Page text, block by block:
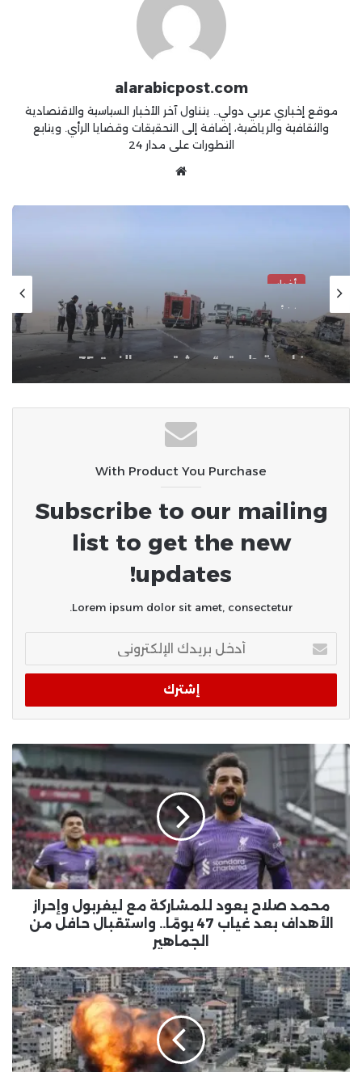
alarabicpost.com
موقع إخباري عربي دولي.. يتناول آخر الأخبار السياسية والاقتصادية
والثقافية والرياضية، إضافة إلى التحقيقات وقضايا الرأي. ويتابع
التطورات على مدار 24
أخبار
منذ أسبوعين
فاجعة طريق “دمشق – دير الزور”: 35
قتيلاً و30 جريحاً في اصطدام مروع بين
حافلتين بالبادية السورية
With Product You Purchase
Subscribe to our mailing
list to get the new
updates!
Lorem ipsum dolor sit amet, consectetur.
بريدك
الإلكتروني
محمد صلاح يعود للمشاركة مع ليفربول وإحراز
الأهداف بعد غياب 47 يومًا.. واستقبال حافل من
الجماهير